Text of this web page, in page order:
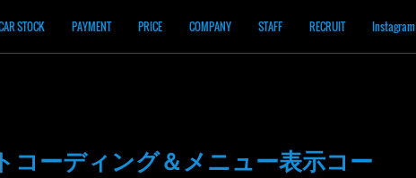
STOCK PAYMENT PRICE COMPANY STAFF RECRUIT Instagram
ーディング＆メニュー表示コー